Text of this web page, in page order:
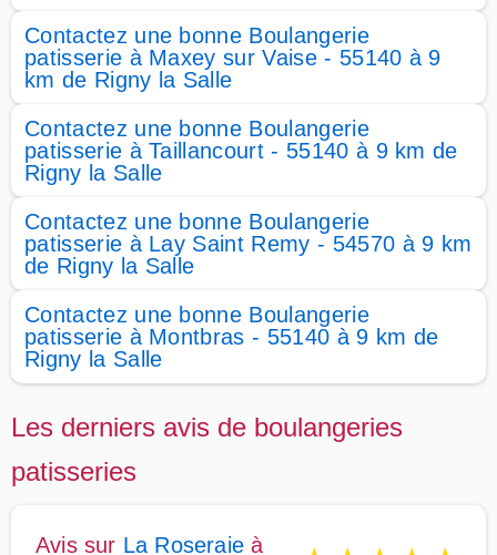
Contactez une bonne Boulangerie
patisserie à Maxey sur Vaise - 55140 à 9
km de Rigny la Salle
Contactez une bonne Boulangerie
patisserie à Taillancourt - 55140 à 9 km de
Rigny la Salle
Contactez une bonne Boulangerie
patisserie à Lay Saint Remy - 54570 à 9 km
de Rigny la Salle
Contactez une bonne Boulangerie
patisserie à Montbras - 55140 à 9 km de
Rigny la Salle
Les derniers avis de boulangeries
patisseries
Avis sur La Roseraie à